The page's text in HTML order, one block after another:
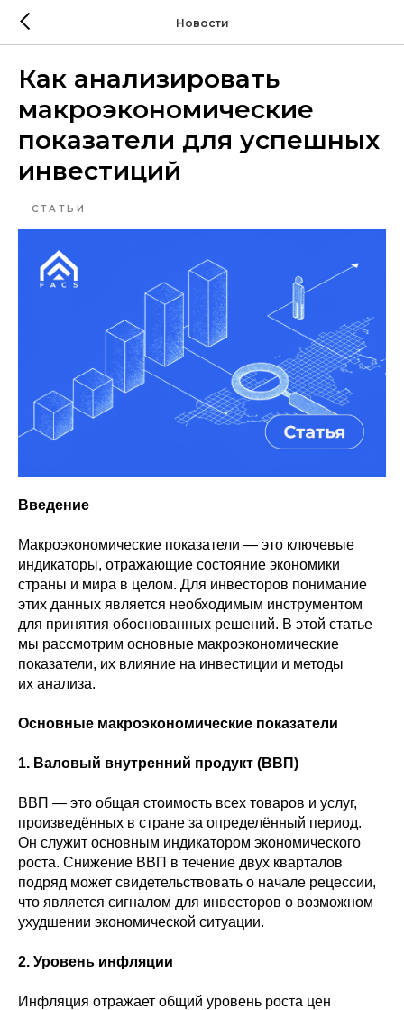
Новости
Как анализировать
макроэкономические
показатели для успешных
инвестиций
СТАТЬИ
Введение
Макроэкономические показатели — это ключевые
индикаторы, отражающие состояние экономики
страны и мира в целом. Для инвесторов понимание
этих данных является необходимым инструментом
для принятия обоснованных решений. В этой статье
мы рассмотрим основные макроэкономические
показатели, их влияние на инвестиции и методы
их анализа.
Основные макроэкономические показатели
1. Валовый внутренний продукт (ВВП)
ВВП — это общая стоимость всех товаров и услуг,
произведённых в стране за определённый период.
Он служит основным индикатором экономического
роста. Снижение ВВП в течение двух кварталов
подряд может свидетельствовать о начале рецессии,
что является сигналом для инвесторов о возможном
ухудшении экономической ситуации.
2. Уровень инфляции
Инфляция отражает общий уровень роста цен